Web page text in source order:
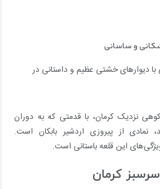
با دیوارهای خشتی عظیم و داستانی در
نزدیک کرمان، با قدمتی که به دوران
نمادی از پیروزی اردشیر بابکان است.
این قلعه باستانی است.
کرمان